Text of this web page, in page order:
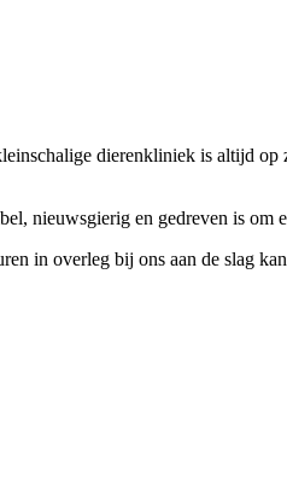
dierenkliniek is altijd op
nieuwsgierig en gedreven is om
in overleg bij ons aan de slag